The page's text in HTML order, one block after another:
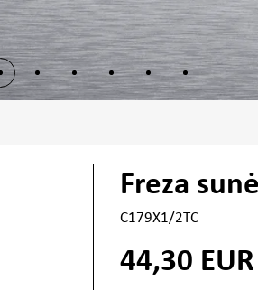
Freza
C179X1/2TC
44,30 EUR